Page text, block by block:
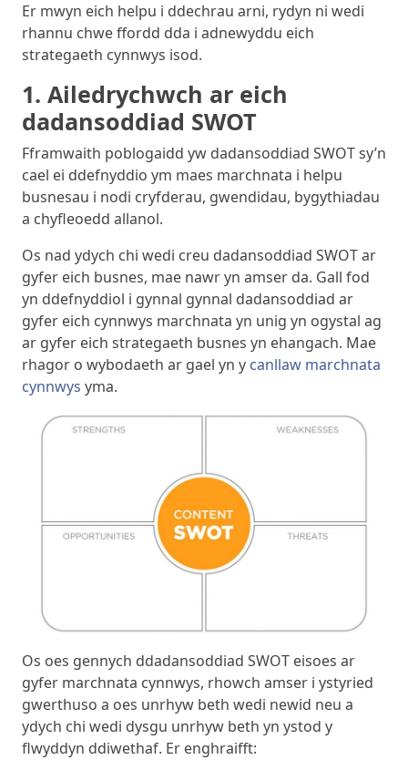
Er mwyn eich helpu i ddechrau arni, rydyn ni wedi
rhannu chwe ffordd dda i adnewyddu eich
strategaeth cynnwys isod.
1. Ailedrychwch ar eich
dadansoddiad SWOT
Fframwaith poblogaidd yw dadansoddiad SWOT sy’n
cael ei ddefnyddio ym maes marchnata i helpu
busnesau i nodi cryfderau, gwendidau, bygythiadau
a chyfleoedd allanol.
Os nad ydych chi wedi creu dadansoddiad SWOT ar
gyfer eich busnes, mae nawr yn amser da. Gall fod
yn ddefnyddiol i gynnal gynnal dadansoddiad ar
gyfer eich cynnwys marchnata yn unig yn ogystal ag
ar gyfer eich strategaeth busnes yn ehangach. Mae
rhagor o wybodaeth ar gael yn y canllaw marchnata
cynnwys yma.
Os oes gennych ddadansoddiad SWOT eisoes ar
gyfer marchnata cynnwys, rhowch amser i ystyried
gwerthuso a oes unrhyw beth wedi newid neu a
ydych chi wedi dysgu unrhyw beth yn ystod y
flwyddyn ddiwethaf. Er enghraifft: